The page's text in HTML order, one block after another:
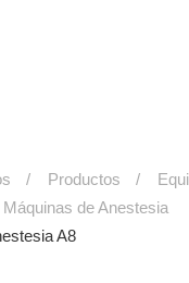
Productos
Máquinas de Anestesia
A8